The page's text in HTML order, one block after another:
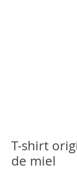
T-shirt
de miel